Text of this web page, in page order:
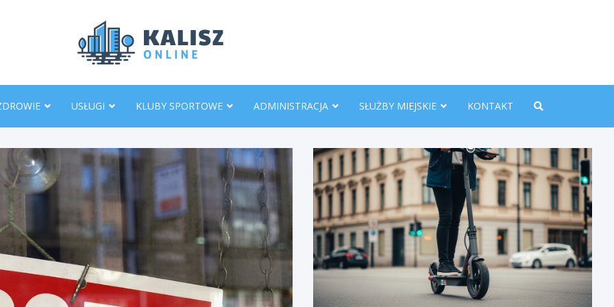
USŁUGI KLUBY SPORTOWE ADMINISTRACJA SŁUŻBY MIEJSKIE KONTAKT